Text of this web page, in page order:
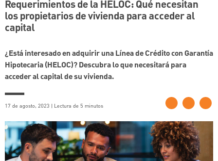
Requerimientos de la HELOC: Qué necesitan
los propietarios de vivienda para acceder al
capital
¿Está interesado en adquirir una Línea de Crédito con Garantía
Hipotecaria (HELOC)? Descubra lo que necesitará para
acceder al capital de su vivienda.
17 de agosto, 2023 | Lectura de 5 minutos